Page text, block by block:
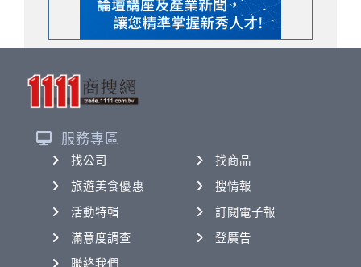
服務專區
找公司
找商品
旅遊美食優惠
搜情報
活動特輯
訂閱電子報
滿意度調查
登廣告
聯絡我們